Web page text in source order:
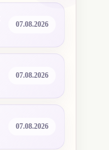
07.08.2026
07.08.2026
07.08.2026